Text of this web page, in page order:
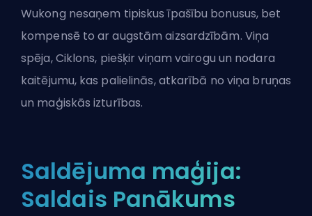
Wukong nesaņem tipiskus īpašību bonusus, bet
kompensē to ar augstām aizsardzībām. Viņa
spēja, Ciklons, piešķir viņam vairogu un nodara
kaitējumu, kas palielinās, atkarībā no viņa bruņas
un maģiskās izturības.
Saldējuma maģija:
Saldais Panākums